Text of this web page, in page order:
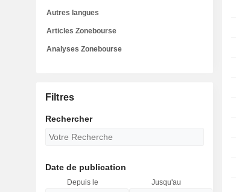
Autres langues
Articles Zonebourse
Analyses Zonebourse
Filtres
Rechercher
Date de publication
Depuis le Jusqu'au